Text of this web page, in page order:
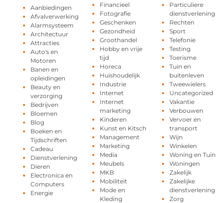
Aanbiedingen
Afvalverwerking
Alarmsysteem
Architectuur
Attracties
Auto's en
Motoren
Banen en
opleidingen
Beauty en
verzorging
Bedrijven
Bloemen
Blog
Boeken en
Tijdschriften
Cadeau
Dienstverlening
Dieren
Electronica en
Computers
Energie
Financieel
Fotografie
Geschenken
Gezondheid
Groothandel
Hobby en vrije
tijd
Horeca
Huishoudelijk
Industrie
Internet
Internet
marketing
Kinderen
Kunst en Kitsch
Management
Marketing
Media
Meubels
MKB
Mobiliteit
Mode en
Kleding
Particuliere
dienstverlening
Rechten
Sport
Telefonie
Testing
Toerisme
Tuin en
buitenleven
Tweewielers
Uncategorized
Vakantie
Verbouwen
Vervoer en
transport
Wijn
Winkelen
Woning en Tuin
Woningen
Zakelijk
Zakelijke
dienstverlening
Zorg